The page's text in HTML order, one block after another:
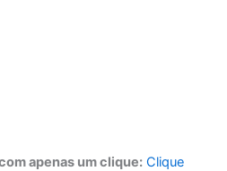
apenas um clique: Clique